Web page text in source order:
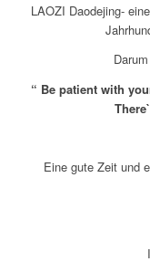
LAOZI Daodejing-
“ Be patient with
Eine gute Zeit und